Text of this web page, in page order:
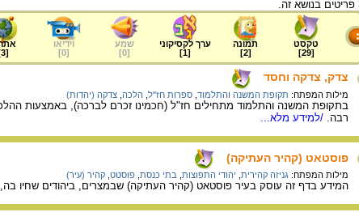
טקסט
[
29
]
תמונה
[
2
]
ערך לקסיקוני
[
1
]
שמע
[
0
]
וידיאו
[
0
]
[
3
צדק, צדקה וחסד
מילות המפתח: תקופת המשנה והתלמוד ספרות חז"ל הלכה צדקה (יהדות)
בתקופת המשנה והתלמוד מתחילים חז"ל (חכמינו זכרם לברכה), באמצעות
רבה. /למידע מלא...
פוסטאט (קהיר העתיקה)
מילות המפתח: גניזה קהירית יהודי התפוצות בתי כנסת פוסטט קהיר (עיר)
המידע בדף זה עוסק בעיר פוסטאט (קהיר העתיקה) שבמצרים, ביהודים שחיו בה,